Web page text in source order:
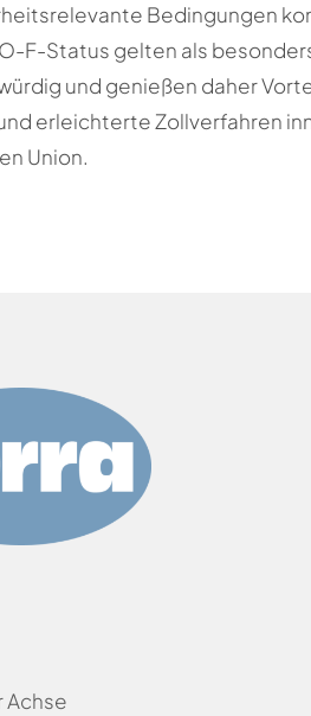
Bedingungen
F-Status gelten als
und genießen daher
erleichterte Zollverfahren
Union.
Achse